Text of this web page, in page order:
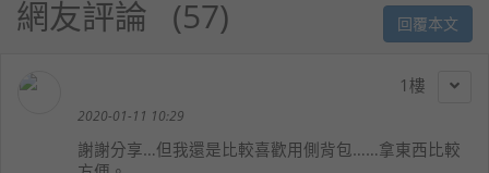
網友評論 57 回覆本文
1
2020-01-11 10:29
謝謝分享…但我還是比較喜歡用側背包……拿東西比較